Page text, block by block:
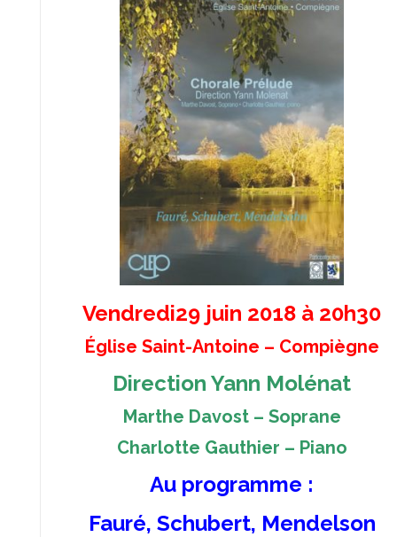
Vendredi29 juin 2018 à 20h30
Église Saint-Antoine – Compiègne
Direction Yann Molénat
Marthe Davost – Soprane
Charlotte Gauthier – Piano
Au programme :
Fauré, Schubert, Mendelson